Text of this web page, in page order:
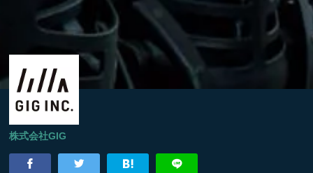
株式会社GIG